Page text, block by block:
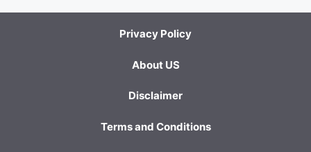
Privacy Policy
About US
Disclaimer
Terms and Conditions